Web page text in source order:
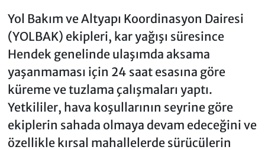
Yol Bakım ve Altyapı Koordinasyon Dairesi
(YOLBAK) ekipleri, kar yağışı süresince
Hendek genelinde ulaşımda aksama
yaşanmaması için 24 saat esasına göre
küreme ve tuzlama çalışmaları yaptı.
Yetkililer, hava koşullarının seyrine göre
ekiplerin sahada olmaya devam edeceğini ve
özellikle kırsal mahallelerde sürücülerin